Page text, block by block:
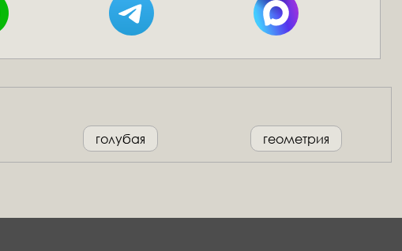
голубая геометрия